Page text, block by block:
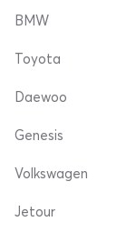
BMW
Toyota
Daewoo
Genesis
Volkswagen
Jetour